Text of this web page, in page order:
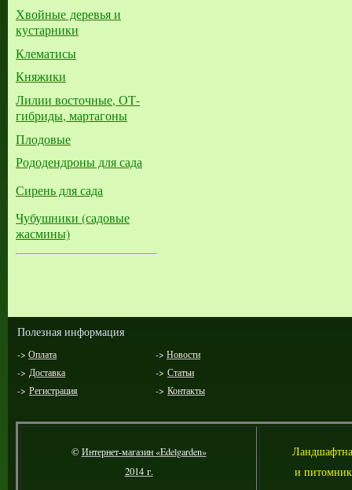
Хвойные деревья и
кустарники
Клематисы
Княжики
Лилии восточные, ОТ-
гибриды, мартагоны
Плодовые
Рододендроны для сада
Сирень для сада
Чубушники (садовые
жасмины)
Полезная информация
-> Оплата -> Новости
-> Доставка -> Статьи
-> Регистрация -> Контакты
©Интернет-магазин «Edelgarden»
2014 г.
Л
и питомник